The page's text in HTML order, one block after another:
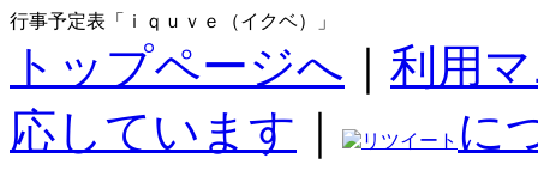
行事予定表「ｉｑｕｖｅ（イクベ）」
トップページへ
利用
応しています
に